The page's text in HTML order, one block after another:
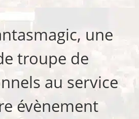
une
troupe de
au service
évènement